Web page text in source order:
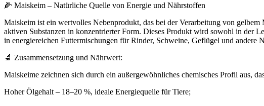
🌽 Maiskeim – Natürliche Quelle von Energie und Nährstoffen
Maiskeim ist ein wertvolles Nebenprodukt, das bei der Verarbeitung von
aktiven Substanzen in konzentrierter Form. Dieses Produkt wird sowohl in der
in energiereichen Futtermischungen für Rinder, Schweine, Geflügel und andere
🔬 Zusammensetzung und Nährwert:
Maiskeime zeichnen sich durch ein außergewöhnliches chemisches Profil aus,
Hoher Ölgehalt – 18–20 %, ideale Energiequelle für Tiere;